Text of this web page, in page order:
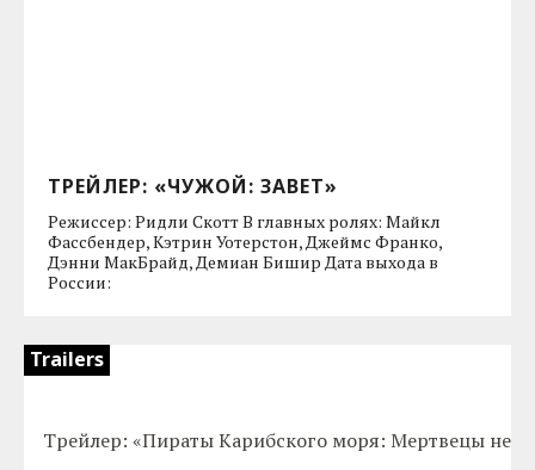
ТРЕЙЛЕР: «ЧУЖОЙ: ЗАВЕТ»
Режиссер: Ридли Скотт В главных ролях: Майкл
Фассбендер, Кэтрин Уотерстон, Джеймс Франко,
Дэнни МакБрайд, Демиан Бишир Дата выхода в
России:
Trailers